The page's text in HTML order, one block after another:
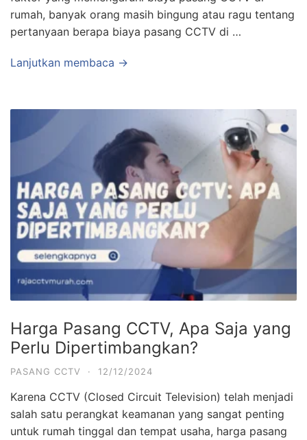
rumah, banyak orang masih bingung atau ragu tentang
pertanyaan berapa biaya pasang CCTV di …
Lanjutkan membaca →
Harga Pasang CCTV, Apa Saja yang
Perlu Dipertimbangkan?
PASANG CCTV · 12/12/2024
Karena CCTV (Closed Circuit Television) telah menjadi
salah satu perangkat keamanan yang sangat penting
untuk rumah tinggal dan tempat usaha, harga pasang